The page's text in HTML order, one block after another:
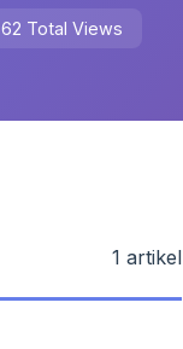
62 Total Views
1 artikel